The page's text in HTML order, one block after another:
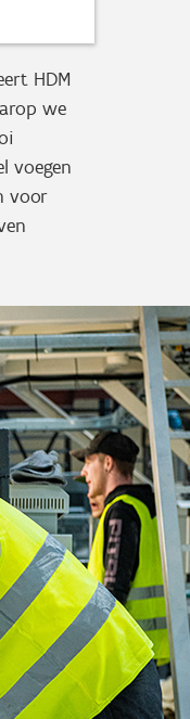
HDM
we
voegen
voor